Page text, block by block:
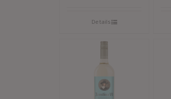
Details